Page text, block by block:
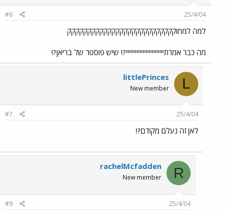
25/4/04
#6
למה למחוקקקקקקקקקקקקקקקקקקקקקקקקקקק
מה כבר אמרתייייייייייייייייייייייייי?! שיש פוסטר של בריאן?!
L
littlePrinces
New member
25/4/04
#7
לאן זה נעלם מקודם?!
R
rachelMcfadden
New member
25/4/04
#9